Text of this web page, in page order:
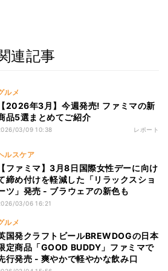
連記事
ルメ
【2026年3月】今週発売! ファミマの新
品5選まとめてご紹介
03/09 10:38 レポート
ルスケア
【ファミマ】3月8日国際女性デーに向け
締め付けを軽減した「リラックスショ
ツ」発売 - ブラウェアの新色も
03/06 16:21
ルメ
国発クラフトビールBREWDOGの日本
定商品「GOOD BUDDY」ファミマで
行発売 - 爽やかで軽やかな飲み口